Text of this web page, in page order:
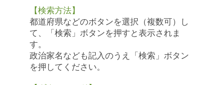
【検索方法】
都道府県などのボタンを選択（複数可）し
て、「検索」ボタンを押すと表示されま
す。
政治家名なども記入のうえ「検索」ボタン
を押してください。